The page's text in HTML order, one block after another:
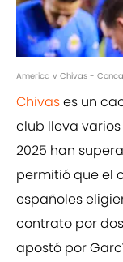
America v Chivas -
Chivases un
club lleva
2025 han
permitió que el
españoles
contrato por
apostó por